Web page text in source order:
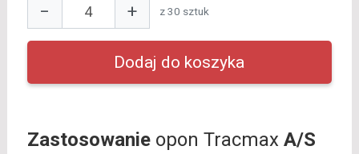
− + z 30 sztuk
Zastosowanieopon Tracmax A/S